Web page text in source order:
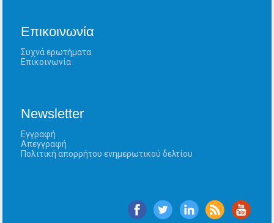
Επικοινωνία
Συχνά ερωτήματα
Επικοινωνία
Newsletter
Εγγραφή
Απεγγραφή
Πολιτική απορρήτου ενημερωτικού δελτίου